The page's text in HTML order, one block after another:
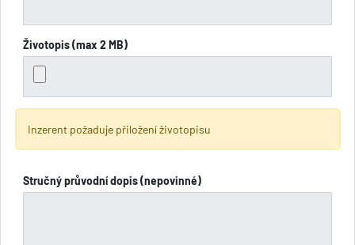
Životopis (max 2 MB)
Inzerent požaduje přiložení životopisu
Stručný průvodní dopis (nepovinné)